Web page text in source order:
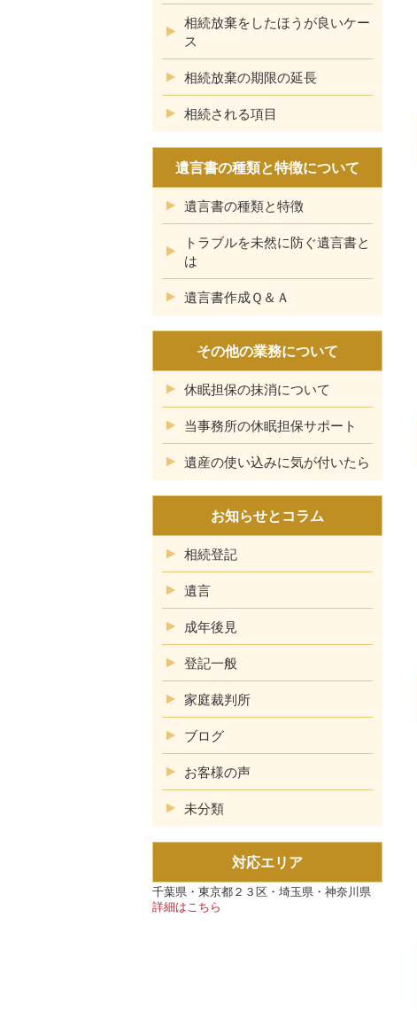
相続放棄をしたほうが良いケー
ス
相続放棄の期限の延長
相続される項目
遺言書の種類と特徴について
遺言書の種類と特徴
トラブルを未然に防ぐ遺言書と
は
遺言書作成Ｑ＆Ａ
その他の業務について
休眠担保の抹消について
当事務所の休眠担保サポート
遺産の使い込みに気が付いたら
お知らせとコラム
相続登記
遺言
成年後見
登記一般
家庭裁判所
ブログ
お客様の声
未分類
対応エリア
千葉県・東京都２３区・埼玉県・神奈川県
詳細はこちら